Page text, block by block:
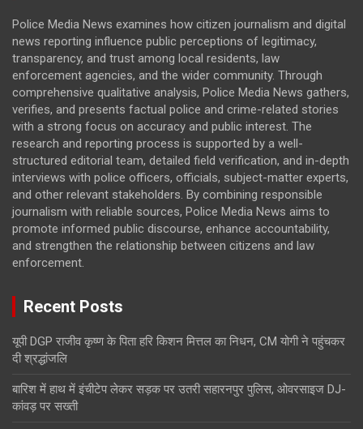
Police Media News examines how citizen journalism and digital
news reporting influence public perceptions of legitimacy,
transparency, and trust among local residents, law
enforcement agencies, and the wider community. Through
comprehensive qualitative analysis, Police Media News gathers,
verifies, and presents factual police and crime-related stories
with a strong focus on accuracy and public interest. The
research and reporting process is supported by a well-
structured editorial team, detailed field verification, and in-depth
interviews with police officers, officials, subject-matter experts,
and other relevant stakeholders. By combining responsible
journalism with reliable sources, Police Media News aims to
promote informed public discourse, enhance accountability,
and strengthen the relationship between citizens and law
enforcement.
Recent Posts
यूपी DGP राजीव कृष्ण के पिता हरि किशन मित्तल का निधन, CM योगी ने पहुंचकर
दी श्रद्धांजलि
बारिश में हाथ में इंचीटेप लेकर सड़क पर उतरी सहारनपुर पुलिस, ओवरसाइज DJ-
कांवड़ पर सख्ती